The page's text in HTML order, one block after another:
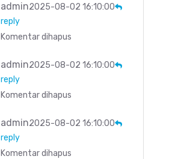
admin2025-08-02 16:10:00
reply
Komentar dihapus
admin2025-08-02 16:10:00
reply
Komentar dihapus
admin2025-08-02 16:10:00
reply
Komentar dihapus